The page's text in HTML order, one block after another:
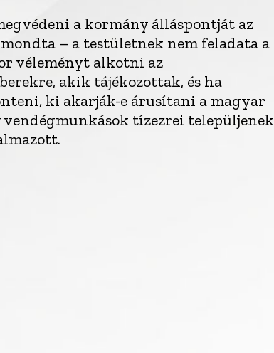
a kormány álláspontját az
– a testületnek nem feladata a
véleményt alkotni az
akik tájékozottak, és ha
ki akarják-e árusítani a magyar
tízezrei települjenek